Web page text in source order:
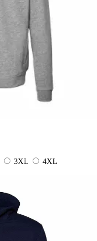
3XL
4XL